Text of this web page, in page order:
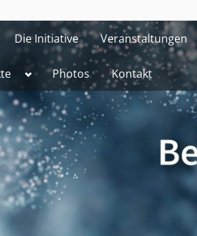
Die Initiative Veranstaltungen
Toggle
menu
Photos Kontakt